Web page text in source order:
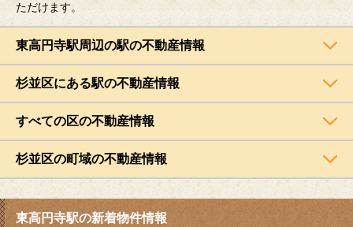
ただけます。
東高円寺駅周辺の駅の不動産情報
杉並区にある駅の不動産情報
すべての区の不動産情報
杉並区の町域の不動産情報
東高円寺駅の新着物件情報